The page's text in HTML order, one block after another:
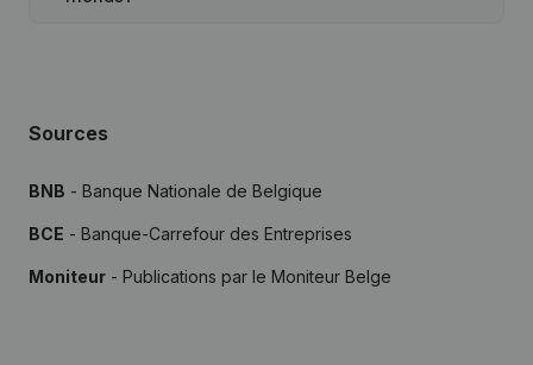
Sources
BNB - Banque Nationale de Belgique
BCE - Banque-Carrefour des Entreprises
Moniteur - Publications par le Moniteur Belge